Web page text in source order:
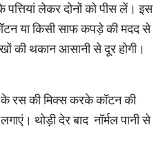
लेकर दोनों को पीस लें। इस
या किसी साफ कपड़े की मदद से
की थकान आसानी से दूर होगी।
रस की मिक्स करके कॉटन की
थोड़ी देर बाद नॉर्मल पानी से